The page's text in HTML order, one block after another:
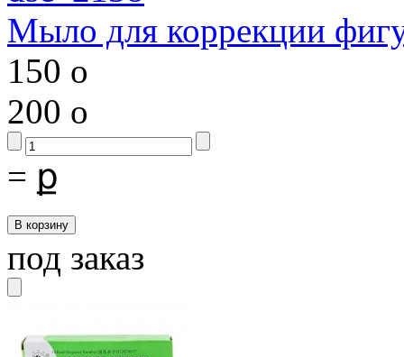
Мыло для коррекции
150 o
200 o
= ք
под заказ